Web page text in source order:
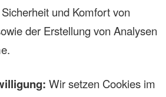
und Komfort von
der Erstellung von Analysen
Wir setzen Cookies im